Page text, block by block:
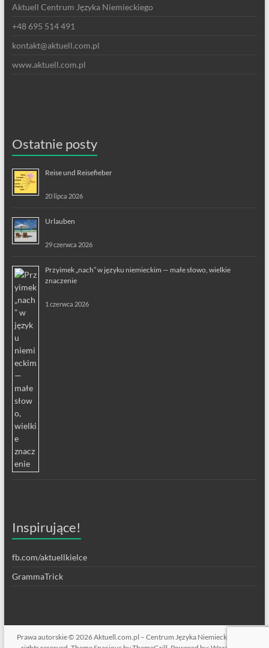
Aktuell Centrum Języka Niemieckiego
+48 695 514 491
kontakt@aktuell.com.pl
www.aktuell.com.pl
Ostatnie posty
Reise und Reisefieber
20 lipca 2026
Urlauben
29 czerwca 2026
Przyimek „nach” w języku niemieckim — małe słowo, wielkie
znaczenie
1 czerwca 2026
Inspirujące!
fb.com/aktuellkielce
GrammaTrick
Prawa autorskie © 2026Aktuell.com.pl – Centrum Języka Niemieckiego